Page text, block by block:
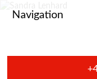
Navigation